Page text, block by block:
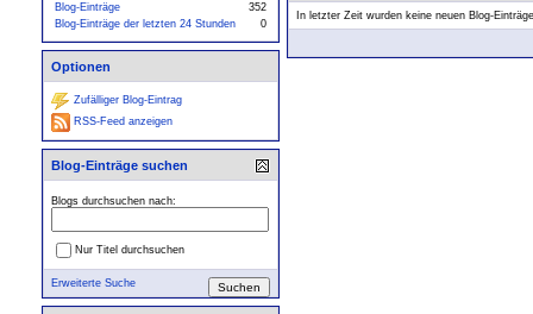
In letzter Zeit wurden keine neuen Blog-
Blog-Einträge
352
Blog-Einträge der letzten 24 Stunden
0
Optionen
Zufälliger Blog-Eintrag
RSS-Feed anzeigen
Blog-Einträge suchen
Blogs durchsuchen nach:
Nur Titel durchsuchen
Erweiterte Suche